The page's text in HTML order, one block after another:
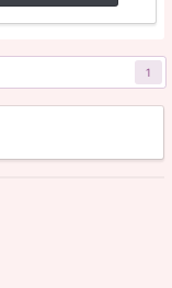
1